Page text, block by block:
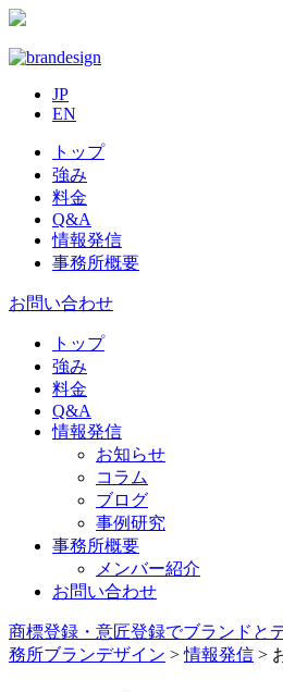
JP
EN
トップ
強み
料金
Q&A
情報発信
事務所概要
お問い合わせ
トップ
強み
料金
Q&A
情報発信
お知らせ
コラム
ブログ
事例研究
事務所概要
メンバー紹介
お問い合わせ
商標登録・意匠登録でブランドと
務所ブランデザイン >情報発信 >